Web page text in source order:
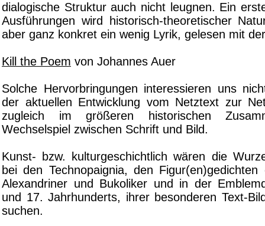
dialogische Struktur auch nicht leugnen. Ein
Ausführungen wird historisch-theoretischer
aber ganz konkret ein wenig Lyrik, gelesen mit
Kill the Poem von Johannes Auer
Solche Hervorbringungen interessieren uns
der aktuellen Entwicklung vom Netztext zur
zugleich im größeren historischen
Wechselspiel zwischen Schrift und Bild.
Kunst- bzw. kulturgeschichtlich wären die
bei den Technopaignia, den Figur(en)gedichten
Alexandriner und Bukoliker und in der
und 17. Jahrhunderts, ihrer besonderen Text-
suchen.